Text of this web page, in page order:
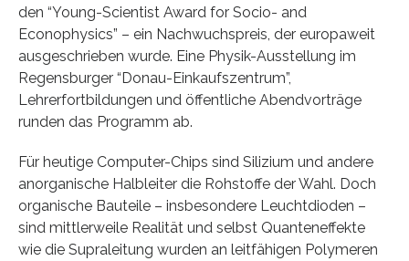
den “Young-Scientist Award for Socio- and
Econophysics” – ein Nachwuchspreis, der europaweit
ausgeschrieben wurde. Eine Physik-Ausstellung im
Regensburger “Donau-Einkaufszentrum”,
Lehrerfortbildungen und öffentliche Abendvorträge
runden das Programm ab.
Für heutige Computer-Chips sind Silizium und andere
anorganische Halbleiter die Rohstoffe der Wahl. Doch
organische Bauteile – insbesondere Leuchtdioden –
sind mittlerweile Realität und selbst Quanteneffekte
wie die Supraleitung wurden an leitfähigen Polymeren